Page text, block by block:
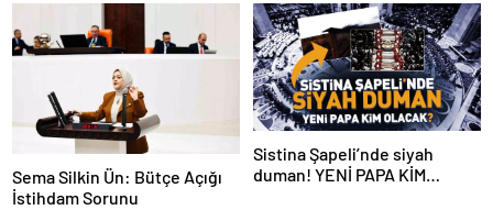
Sema Silkin Ün: Bütçe Açığı
İstihdam Sorunu
Sistina Şapeli’nde siyah
duman! YENİ PAPA KİM